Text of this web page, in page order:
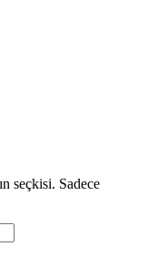
seçkisi. Sadece